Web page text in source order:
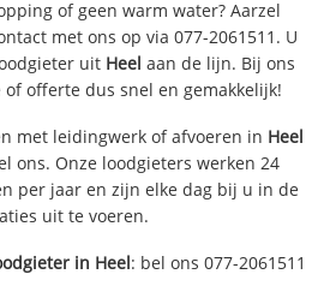
of geen warm water? Aarzel
met ons op via 077-2061511. U
uit Heel aan de lijn. Bij ons
offerte dus snel en gemakkelijk!
met leidingwerk of afvoeren in Heel
ons. Onze loodgieters werken 24
per jaar en zijn elke dag bij u in de
uit te voeren.
in Heel: bel ons 077-2061511